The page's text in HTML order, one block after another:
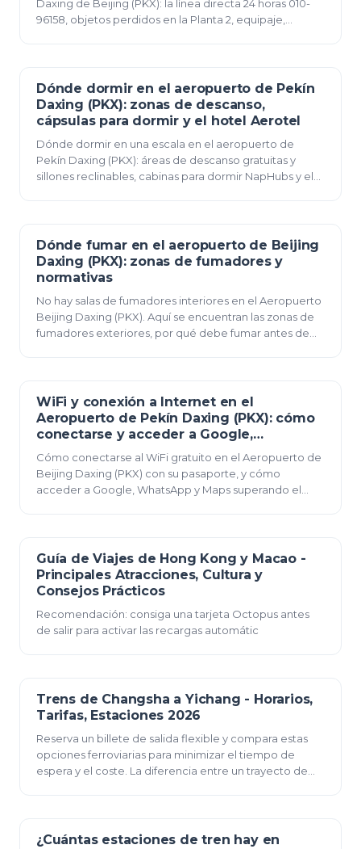
Daxing de Beijing (PKX): la línea directa 24 horas 010-
96158, objetos perdidos en la Planta 2, equipaje,
07 de junio de 2026
Dónde dormir en el aeropuerto de Pekín
Daxing (PKX): zonas de descanso,
cápsulas para dormir y el hotel Aerotel
Dónde dormir en una escala en el aeropuerto de
Pekín Daxing (PKX): áreas de descanso gratuitas y
sillones reclinables, cabinas para dormir NapHubs y el
07 de junio de 2026
Dónde fumar en el aeropuerto de Beijing
Daxing (PKX): zonas de fumadores y
normativas
No hay salas de fumadores interiores en el Aeropuerto
Beijing Daxing (PKX). Aquí se encuentran las zonas de
fumadores exteriores, por qué debe fumar antes de
07 de junio de 2026
WiFi y conexión a Internet en el
Aeropuerto de Pekín Daxing (PKX): cómo
conectarse y acceder a Google,
WhatsApp y Maps
Cómo conectarse al WiFi gratuito en el Aeropuerto de
Beijing Daxing (PKX) con su pasaporte, y cómo
acceder a Google, WhatsApp y Maps superando el
23 de diciembre de 2025
Guía de Viajes de Hong Kong y Macao -
Principales Atracciones, Cultura y
Consejos Prácticos
Recomendación: consiga una tarjeta Octopus antes
de salir para activar las recargas automátic
23 de diciembre de 2025
Trens de Changsha a Yichang - Horarios,
Tarifas, Estaciones 2026
Reserva un billete de salida flexible y compara estas
opciones ferroviarias para minimizar el tiempo de
espera y el coste. La diferencia entre un trayecto de
23 de diciembre de 2025
¿Cuántas estaciones de tren hay en